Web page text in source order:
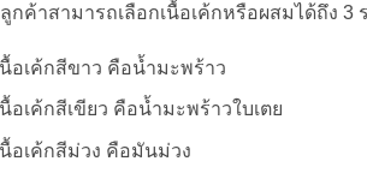
กค้าสามารถเลือกเนื้อเค้กหรือผสมได้ถึง 3
นื้อเค้กสีขาว คือน้ำมะพร้าว
นื้อเค้กสีเขียว คือน้ำมะพร้าวใบเตย
นื้อเค้กสีม่วง คือมันม่วง